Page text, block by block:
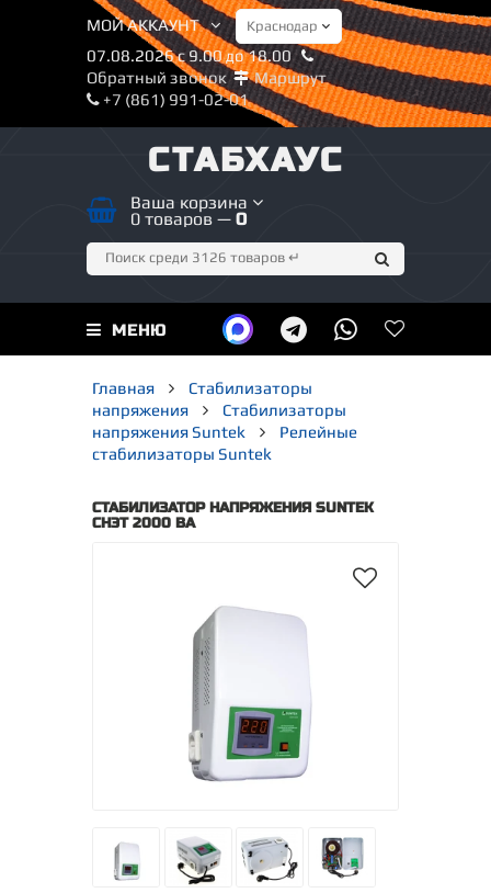
МОЙ АККАУНТ
07.08.2026 с 9.00 до 18.00
Обратный звонок
Маршрут
+7 (861) 991-02-01
СТАБХАУС
Ваша корзина
0 товаров — 0
МЕНЮ
Главная
Стабилизаторы
напряжения
Стабилизаторы
напряжения Suntek
Релейные
стабилизаторы Suntek
СТАБИЛИЗАТОР НАПРЯЖЕНИЯ SUNTEK
СНЭТ 2000 ВА